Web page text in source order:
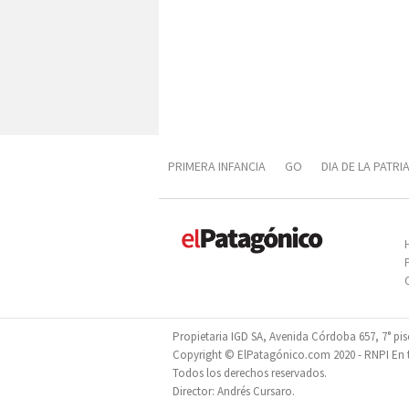
PRIMERA INFANCIA GO DIA DE LA PATRIA
DIVERSIFICACIÓN PRODUCTIVA
Propietaria IGD SA, Avenida Córdoba 657, 7°
Copyright © ElPatagónico.com 2020 - RNPI
Todos los derechos reservados.
Director: Andrés Cursaro.